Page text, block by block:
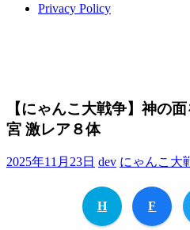
Privacy Policy
【にゃんこ大戦争】神の
宮 激レア８体
2025年11月23日 dev にゃんこ大
H F